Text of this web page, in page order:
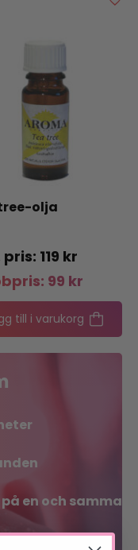
olja
119 kr
99 kr
till i varukorg
en och samma